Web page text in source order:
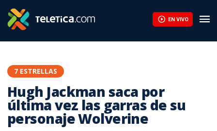
EN VIVO
7 ESTRELLAS
Hugh Jackman saca por
última vez las garras de su
personaje Wolverine